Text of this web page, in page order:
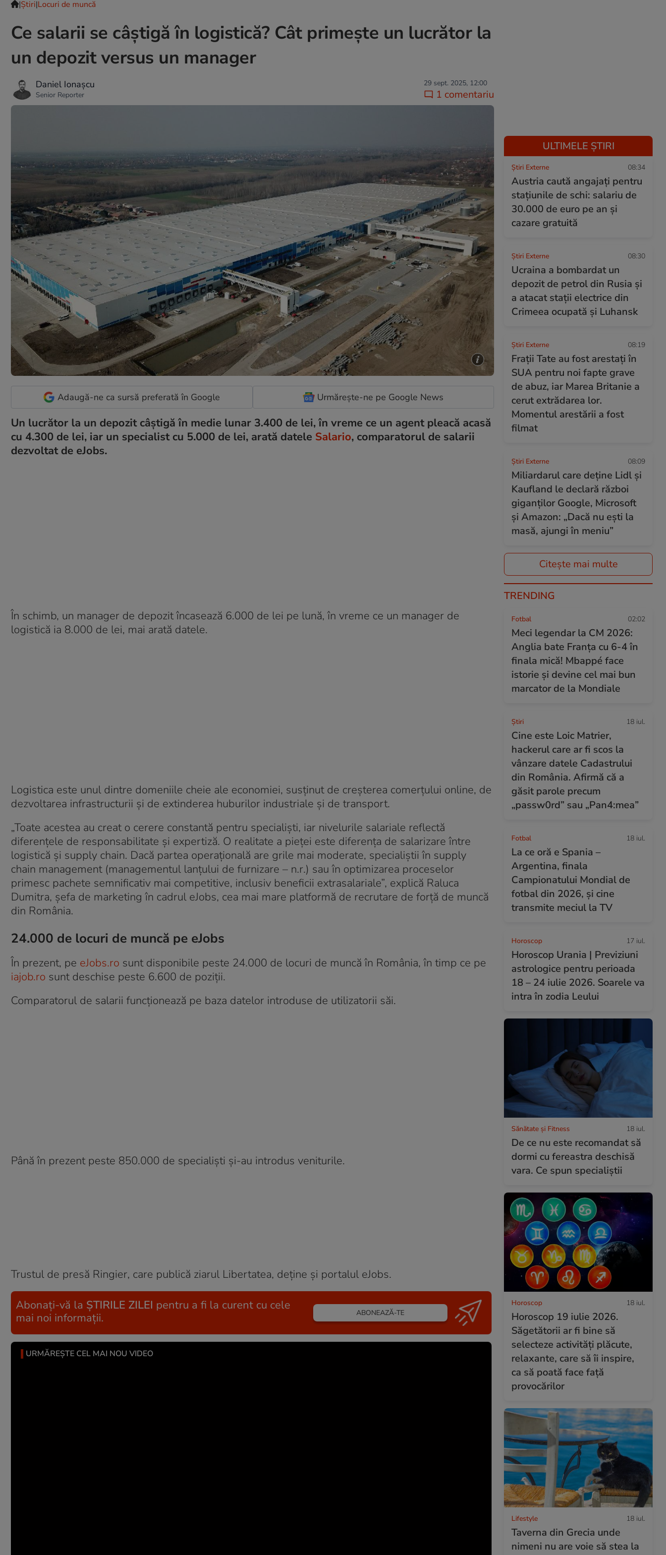
|Ştiri|Locuri de muncă
Ce salarii se câștigă în logistică? Cât primește un lucrător la
un depozit versus un manager
Daniel Ionașcu
Senior Reporter
29 sept. 2025, 12:00
1 comentariu
Adaugă-ne ca sursă preferată în Google Urmărește-ne pe Google News
Un lucrător la un depozit câștigă în medie lunar 3.400 de lei, în vreme ce un agent pleacă acasă
cu 4.300 de lei, iar un specialist cu 5.000 de lei, arată datele Salario, comparatorul de salarii
dezvoltat de eJobs.
În schimb, un manager de depozit încasează 6.000 de lei pe lună, în vreme ce un manager de
logistică ia 8.000 de lei, mai arată datele.
Logistica este unul dintre domeniile cheie ale economiei, susținut de creșterea comerțului online, de
dezvoltarea infrastructurii și de extinderea huburilor industriale și de transport.
„Toate acestea au creat o cerere constantă pentru specialiști, iar nivelurile salariale reflectă
diferențele de responsabilitate și expertiză. O realitate a pieței este diferența de salarizare între
logistică și supply chain. Dacă partea operațională are grile mai moderate, specialiștii în supply
chain management (managementul lanțului de furnizare – n.r.) sau în optimizarea proceselor
primesc pachete semnificativ mai competitive, inclusiv beneficii extrasalariale”, explică Raluca
Dumitra, șefa de marketing în cadrul eJobs, cea mai mare platformă de recrutare de forță de muncă
din România.
24.000 de locuri de muncă pe eJobs
În prezent, pe eJobs.ro sunt disponibile peste 24.000 de locuri de muncă în România, în timp ce pe
iajob.ro sunt deschise peste 6.600 de poziții.
Comparatorul de salarii funcționează pe baza datelor introduse de utilizatorii săi.
Până în prezent peste 850.000 de specialiști și-au introdus veniturile.
Trustul de presă Ringier, care publică ziarul Libertatea, deține și portalul eJobs.
Abonați-vă la ȘTIRILE ZILEI pentru a fi la curent cu cele
mai noi informații.
ABONEAZĂ-TE
URMĂREȘTE CEL MAI NOU VIDEO
ULTIMELE ȘTIRI
Știri Externe 08:34
Austria caută angajați pentru
stațiunile de schi: salariu de
30.000 de euro pe an și
cazare gratuită
Știri Externe 08:30
Ucraina a bombardat un
depozit de petrol din Rusia și
a atacat stații electrice din
Crimeea ocupată și Luhansk
Știri Externe 08:19
Frații Tate au fost arestați în
SUA pentru noi fapte grave
de abuz, iar Marea Britanie a
cerut extrădarea lor.
Momentul arestării a fost
filmat
Știri Externe 08:09
Miliardarul care deține Lidl și
Kaufland le declară război
giganților Google, Microsoft
și Amazon: „Dacă nu ești la
masă, ajungi în meniu”
Citește mai multe
TRENDING
Fotbal 02:02
Meci legendar la CM 2026:
Anglia bate Franța cu 6-4 în
finala mică! Mbappé face
istorie și devine cel mai bun
marcator de la Mondiale
Ştiri 18 iul.
Cine este Loic Matrier,
hackerul care ar fi scos la
vânzare datele Cadastrului
din România. Afirmă că a
găsit parole precum
„passw0rd” sau „Pan4:mea”
Fotbal 18 iul.
La ce oră e Spania –
Argentina, finala
Campionatului Mondial de
fotbal din 2026, și cine
transmite meciul la TV
Horoscop 17 iul.
Horoscop Urania | Previziuni
astrologice pentru perioada
18 – 24 iulie 2026. Soarele va
intra în zodia Leului
Sănătate și Fitness 18 iul.
De ce nu este recomandat să
dormi cu fereastra deschisă
vara. Ce spun specialiștii
Horoscop 18 iul.
Horoscop 19 iulie 2026.
Săgetătorii ar fi bine să
selecteze activități plăcute,
relaxante, care să îi inspire,
ca să poată face față
provocărilor
Lifestyle 18 iul.
Taverna din Grecia unde
nimeni nu are voie să stea la